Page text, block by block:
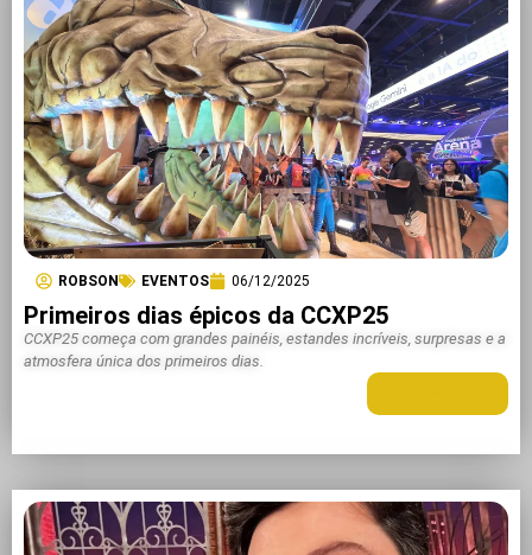
ROBSON EVENTOS 06/12/2025
Primeiros dias épicos da CCXP25
CCXP25 começa com grandes painéis, estandes incríveis, surpresas e a
atmosfera única dos primeiros dias.